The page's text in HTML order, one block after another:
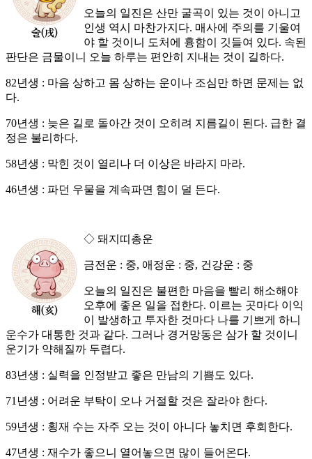
오늘의 일진은 산만 굴곡이 있는 것이 아니고
인생 역시 마찬가지다. 매사에 주의를 기울여
야 할 것이니 도처에 흉함이 깃들여 있다. 속된
판단은 금물이니 오늘 하루는 편안히 지내는 것이 길하다.
82년생 : 마음 상하고 몸 상하는 운이나 조심만 하면 문제는 없
다.
70년생 : 늦은 길로 돌아간 것이 오히려 지름길이 된다. 급한 결
정은 불리하다.
58년생 : 막힌 것이 열리나 더 이상은 바라지 마라.
46년생 : 파던 우물을 계속파면 힘이 덜 든다.
◇ 돼지띠총운
금전운 : 중, 애정운 : 중, 건강운 : 중
오늘의 일진은 불편한 마음을 빨리 해소해야
오후에 좋은 일을 접한다. 이르는 곳마다 이익
이 발생하고 투자한 것마다 나를 기쁘게 하니
운수가 대통한 것과 같다. 그러나 경거망동은 삼가 할 것이니
운기가 약해질까 두렵다.
83년생 : 실력을 인정받고 좋은 만남의 기쁨도 있다.
71년생 : 어려운 부탁이 오나 거절할 것은 잘라야 한다.
59년생 : 횡재 수는 자주 오는 것이 아니다 놓치면 후회한다.
47년생 : 재수가 좋으니 열어놓으면 많이 들어온다.